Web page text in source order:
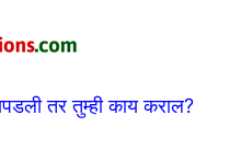
तर तुम्ही काय कराल?